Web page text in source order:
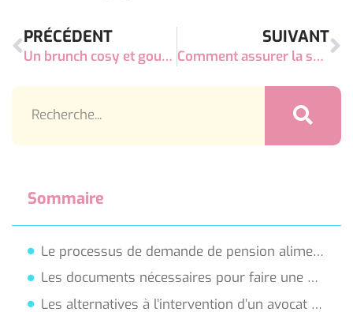
PRÉCÉDENT
Un brunch cosy et gourmand à Périgueux pour éveiller vos sens en famille
SUIVANT
Comment assurer la sécurité des enfants à la maison ?
Sommaire
Le processus de demande de pension alimentaire : étapes essentielles
Les documents nécessaires pour faire une demande de pension alimentaire
Les alternatives à l’intervention d’un avocat dans la procédure